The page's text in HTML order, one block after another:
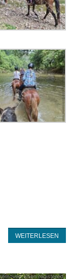
WEITERLESEN